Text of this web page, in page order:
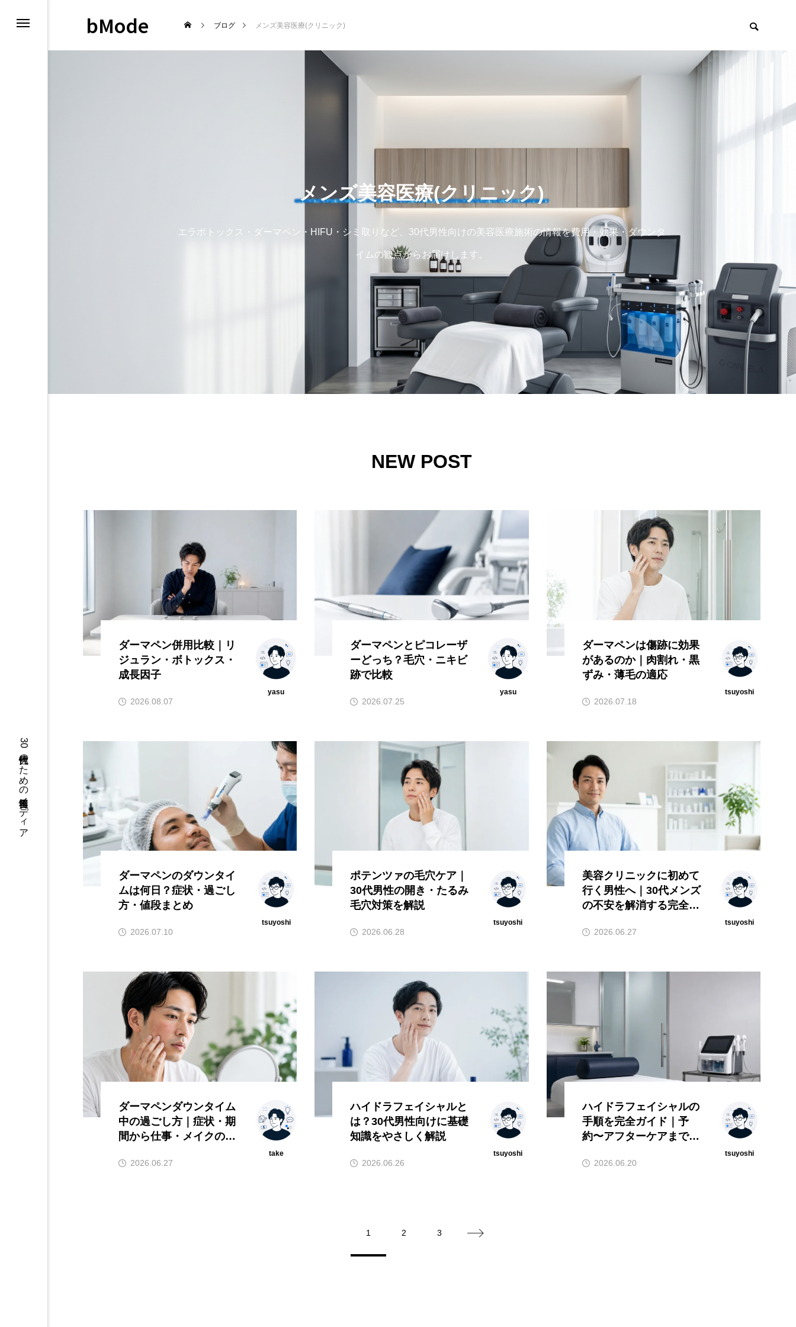
30代男性のための美容情報メディア
bMode ブログ メンズ美容医療(クリニック)
メンズ美容医療(クリニック)
エラボトックス・ダーマペン・HIFU・シミ取りなど、30代男性向けの美容医療施術の情報を費用・効果・ダウンタ
イムの観点からお届けします。
NEW POST
ダーマペン併用比較｜リ
ジュラン・ボトックス・
成長因子
yasu
2026.08.07
ダーマペンとピコレーザ
ーどっち？毛穴・ニキビ
跡で比較
yasu
2026.07.25
ダーマペンは傷跡に効果
があるのか｜肉割れ・黒
ずみ・薄毛の適応
tsuyoshi
2026.07.18
ダーマペンのダウンタイ
ムは何日？症状・過ごし
方・値段まとめ
tsuyoshi
2026.07.10
ポテンツァの毛穴ケア｜
30代男性の開き・たるみ
毛穴対策を解説
tsuyoshi
2026.06.28
美容クリニックに初めて
行く男性へ｜30代メンズ
の不安を解消する完全ガ
tsuyoshi
2026.06.27
ダーマペンダウンタイム
中の過ごし方｜症状・期
間から仕事・メイクの再
take
2026.06.27
ハイドラフェイシャルと
は？30代男性向けに基礎
知識をやさしく解説
tsuyoshi
2026.06.26
ハイドラフェイシャルの
手順を完全ガイド｜予
約〜アフターケアまでの
tsuyoshi
2026.06.20
1 2 3